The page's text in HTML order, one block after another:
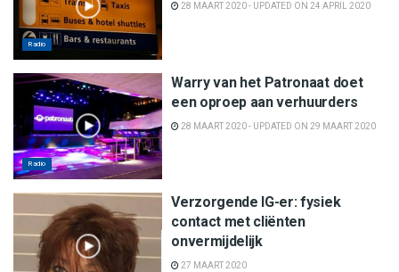
Radio
28 MAART 2020 - UPDATED ON 24 APRIL 2020
Radio
Warry van het Patronaat doet
een oproep aan verhuurders
28 MAART 2020 - UPDATED ON 29 MAART 2020
Verzorgende IG-er: fysiek
contact met cliënten
onvermijdelijk
27 MAART 2020